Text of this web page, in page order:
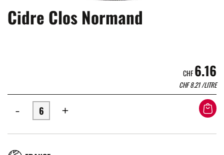
Cidre Clos Normand
CHF6.16
CHF8.21/LITRE
- +